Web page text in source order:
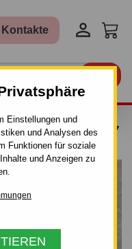
Einstellungen und
und Analysen des
Funktionen für soziale
und Anzeigen zu
Kontakte 
PEUGEOT 4007
- VON 2007